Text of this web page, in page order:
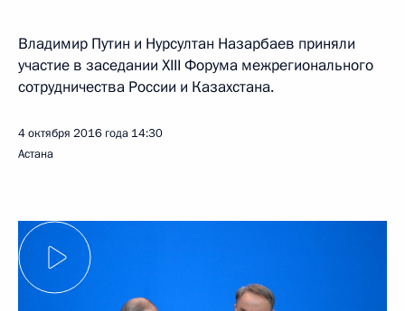
Владимир Путин и Нурсултан Назарбаев приняли
участие в заседании XIII Форума межрегионального
сотрудничества России и Казахстана.
4 октября 2016 года 14:30
Астана